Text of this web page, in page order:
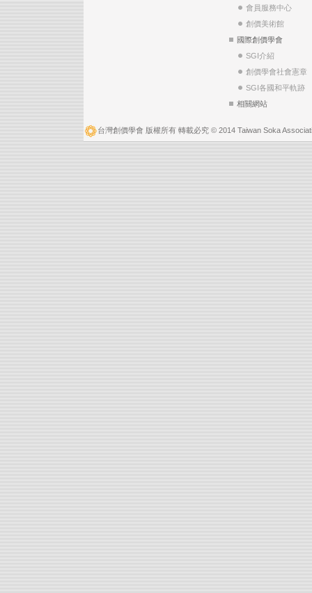
會員服務中心
創價美術館
國際創價學會
SGI介紹
創價學會社會憲章
SGI各國和平軌跡
相關網站
台灣創價學會 版權所有 轉載必究 © 2014 Taiwan Soka